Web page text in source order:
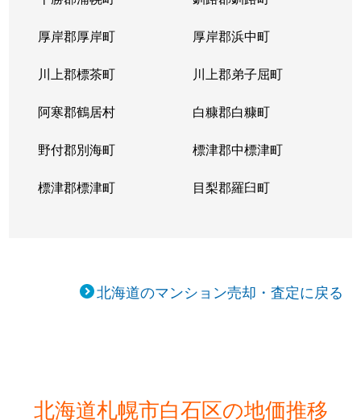
厚岸郡厚岸町 厚岸郡浜中町
川上郡標茶町 川上郡弟子屈町
阿寒郡鶴居村 白糠郡白糠町
野付郡別海町 標津郡中標津町
標津郡標津町 目梨郡羅臼町
北海道のマンション売却・査定に戻る
北海道札幌市白石区の地価推移